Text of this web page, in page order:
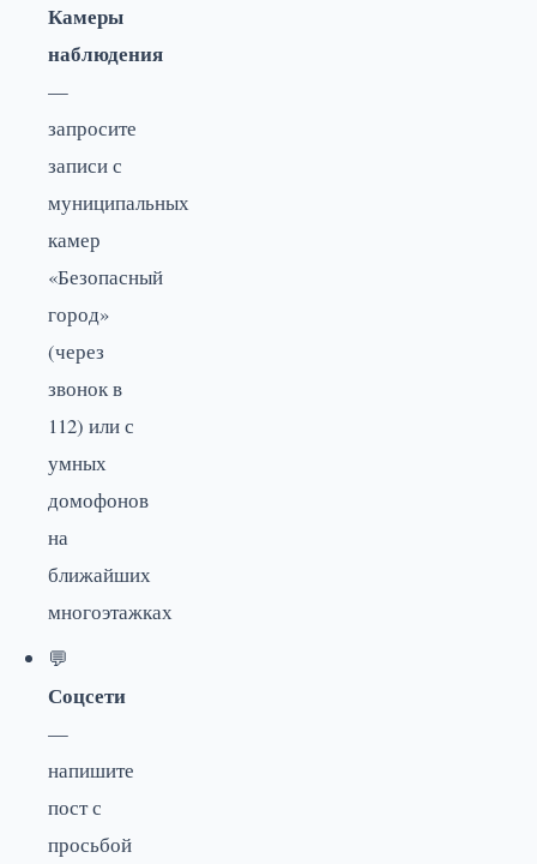
Камеры
наблюдения
—
запросите
записи с
муниципальных
камер
«Безопасный
город»
(через
звонок в
112) или с
умных
домофонов
на
ближайших
многоэтажках
💬
Соцсети
—
напишите
пост с
просьбой